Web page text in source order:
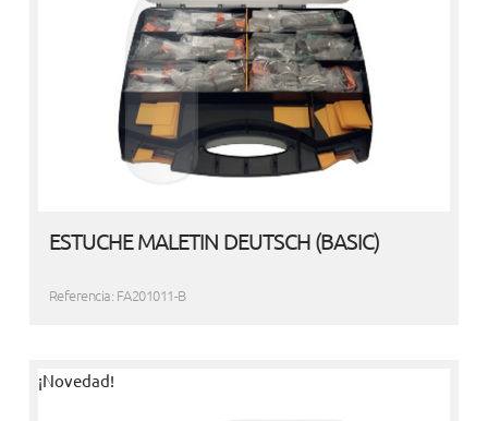
ESTUCHE MALETIN DEUTSCH (BASIC)
Referencia: FA201011-B
¡Novedad!